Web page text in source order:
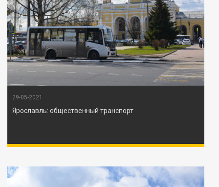
29-05-2021
Ярославль: общественный транспорт